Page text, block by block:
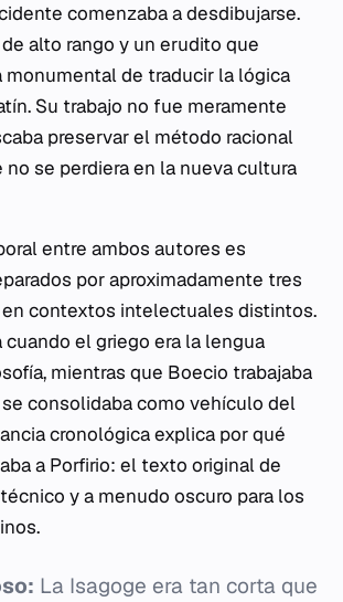
comenzaba a desdibujarse.
alto rango y un erudito que
monumental de traducir la lógica
Su trabajo no fue meramente
preservar el método racional
no se perdiera en la nueva cultura
entre ambos autores es
por aproximadamente tres
contextos intelectuales distintos.
cuando el griego era la lengua
mientras que Boecio trabajaba
consolidaba como vehículo del
cronológica explica por qué
a Porfirio: el texto original de
y a menudo oscuro para los
La Isagoge era tan corta que